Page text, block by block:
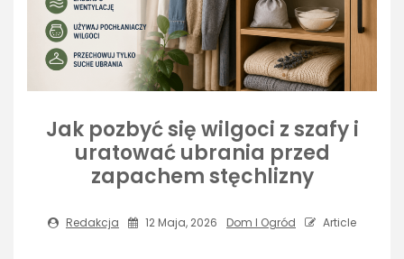
Jak pozbyć się wilgoci z szafy i
uratować ubrania przed
zapachem stęchlizny
Redakcja 12 Maja, 2026 Dom I Ogród Article